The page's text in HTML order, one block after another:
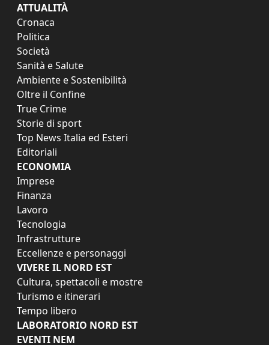
ATTUALITÀ
Cronaca
Politica
Società
Sanità e Salute
Ambiente e Sostenibilità
Oltre il Confine
True Crime
Storie di sport
Top News Italia ed Esteri
Editoriali
ECONOMIA
Imprese
Finanza
Lavoro
Tecnologia
Infrastrutture
Eccellenze e personaggi
VIVERE IL NORD EST
Cultura, spettacoli e mostre
Turismo e itinerari
Tempo libero
LABORATORIO NORD EST
EVENTI NEM